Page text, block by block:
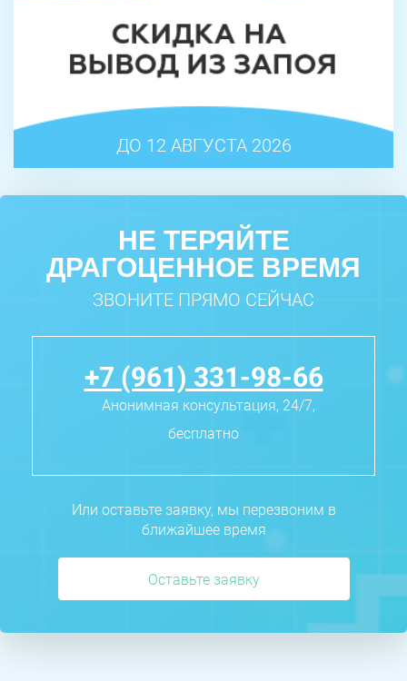
ДО 12 АВГУСТА 2026
НЕ ТЕРЯЙТЕ
ДРАГОЦЕННОЕ ВРЕМЯ
ЗВОНИТЕ ПРЯМО СЕЙЧАС
+7 (961) 331-98-66
Анонимная консультация, 24/7,
бесплатно
Или оставьте заявку, мы перезвоним в
ближайшее время
Оставьте заявку